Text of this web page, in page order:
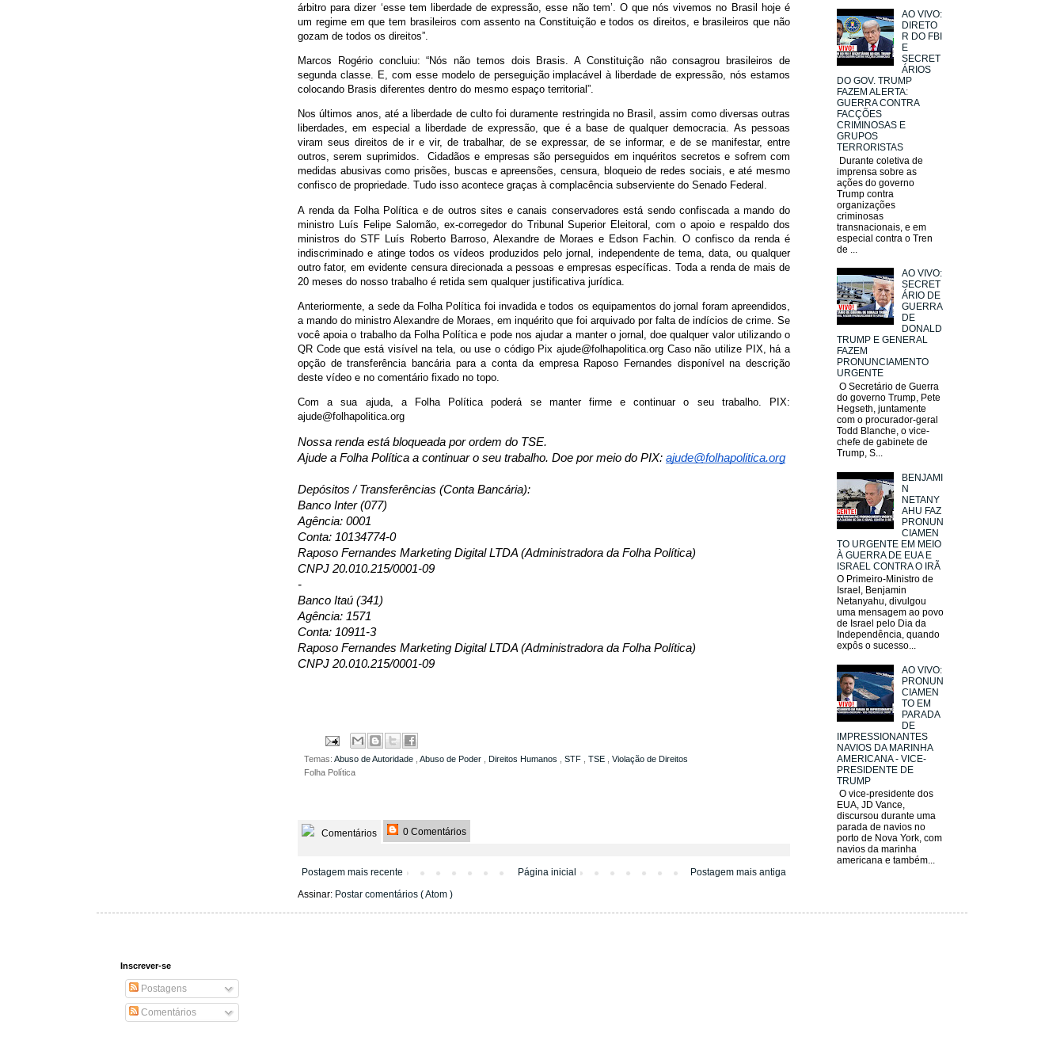
árbitro para dizer ‘esse tem liberdade de expressão, esse não tem’. O que nós vivemos no Brasil hoje é
um regime em que tem brasileiros com assento na Constituição e todos os direitos, e brasileiros que não
gozam de todos os direitos”.
Marcos Rogério concluiu: “Nós não temos dois Brasis. A Constituição não consagrou brasileiros de
segunda classe. E, com esse modelo de perseguição implacável à liberdade de expressão, nós estamos
colocando Brasis diferentes dentro do mesmo espaço territorial”.
Nos últimos anos, até a liberdade de culto foi duramente restringida no Brasil, assim como diversas outras
liberdades, em especial a liberdade de expressão, que é a base de qualquer democracia. As pessoas
viram seus direitos de ir e vir, de trabalhar, de se expressar, de se informar, e de se manifestar, entre
outros, serem suprimidos. Cidadãos e empresas são perseguidos em inquéritos secretos e sofrem com
medidas abusivas como prisões, buscas e apreensões, censura, bloqueio de redes sociais, e até mesmo
confisco de propriedade. Tudo isso acontece graças à complacência subserviente do Senado Federal.
A renda da Folha Política e de outros sites e canais conservadores está sendo confiscada a mando do
ministro Luís Felipe Salomão, ex-corregedor do Tribunal Superior Eleitoral, com o apoio e respaldo dos
ministros do STF Luís Roberto Barroso, Alexandre de Moraes e Edson Fachin. O confisco da renda é
indiscriminado e atinge todos os vídeos produzidos pelo jornal, independente de tema, data, ou qualquer
outro fator, em evidente censura direcionada a pessoas e empresas específicas. Toda a renda de mais de
20 meses do nosso trabalho é retida sem qualquer justificativa jurídica.
Anteriormente, a sede da Folha Política foi invadida e todos os equipamentos do jornal foram apreendidos,
a mando do ministro Alexandre de Moraes, em inquérito que foi arquivado por falta de indícios de crime. Se
você apoia o trabalho da Folha Política e pode nos ajudar a manter o jornal, doe qualquer valor utilizando o
QR Code que está visível na tela, ou use o código Pix ajude@folhapolitica.org Caso não utilize PIX, há a
opção de transferência bancária para a conta da empresa Raposo Fernandes disponível na descrição
deste vídeo e no comentário fixado no topo.
Com a sua ajuda, a Folha Política poderá se manter firme e continuar o seu trabalho. PIX:
ajude@folhapolitica.org
Nossa renda está bloqueada por ordem do TSE.
Ajude a Folha Política a continuar o seu trabalho. Doe por meio do PIX: ajude@folhapolitica.org
Depósitos / Transferências (Conta Bancária):
Banco Inter (077)
Agência: 0001
Conta: 10134774-0
Raposo Fernandes Marketing Digital LTDA (Administradora da Folha Política)
CNPJ 20.010.215/0001-09
-
Banco Itaú (341)
Agência: 1571
Conta: 10911-3
Raposo Fernandes Marketing Digital LTDA (Administradora da Folha Política)
CNPJ 20.010.215/0001-09
Temas: Abuso de Autoridade , Abuso de Poder , Direitos Humanos , STF , TSE , Violação de Direitos
Folha Política
Comentários 0 Comentários
Postagem mais recente Postagem mais antiga
Página inicial
Assinar: Postar comentários ( Atom )
AO VIVO:
DIRETO
R DO FBI
E
SECRET
ÁRIOS
DO GOV. TRUMP
FAZEM ALERTA:
GUERRA CONTRA
FACÇÕES
CRIMINOSAS E
GRUPOS
TERRORISTAS
Durante coletiva de
imprensa sobre as
ações do governo
Trump contra
organizações
criminosas
transnacionais, e em
especial contra o Tren
de ...
AO VIVO:
SECRET
ÁRIO DE
GUERRA
DE
DONALD
TRUMP E GENERAL
FAZEM
PRONUNCIAMENTO
URGENTE
O Secretário de Guerra
do governo Trump, Pete
Hegseth, juntamente
com o procurador-geral
Todd Blanche, o vice-
chefe de gabinete de
Trump, S...
BENJAMI
N
NETANY
AHU FAZ
PRONUN
CIAMEN
TO URGENTE EM MEIO
À GUERRA DE EUA E
ISRAEL CONTRA O IRÃ
O Primeiro-Ministro de
Israel, Benjamin
Netanyahu, divulgou
uma mensagem ao povo
de Israel pelo Dia da
Independência, quando
expôs o sucesso...
AO VIVO:
PRONUN
CIAMEN
TO EM
PARADA
DE
IMPRESSIONANTES
NAVIOS DA MARINHA
AMERICANA - VICE-
PRESIDENTE DE
TRUMP
O vice-presidente dos
EUA, JD Vance,
discursou durante uma
parada de navios no
porto de Nova York, com
navios da marinha
americana e também...
Inscrever-se
Postagens
Comentários